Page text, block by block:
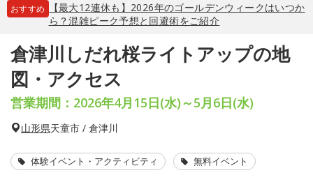
おすすめ
【最大12連休も】2026年のゴールデンウィークはいつか
ら？混雑ピーク予想と回避術をご紹介
倉津川しだれ桜ライトアップの地
図・アクセス
営業期間：2026年4月15日(水)～5月6日(水)
山形県天童市 / 倉津川
体験イベント・アクティビティ 無料イベント